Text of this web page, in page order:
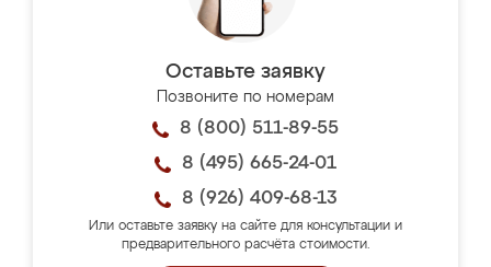
Оставьте заявку
Позвоните по номерам
8 (800) 511-89-55
8 (495) 665-24-01
8 (926) 409-68-13
Или оставьте заявку на сайте для консультации и
предварительного расчёта стоимости.